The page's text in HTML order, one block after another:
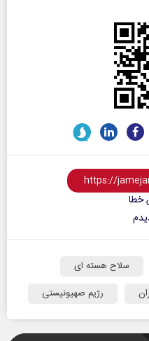
خطا
سلاح هسته ای
رژیم صهیونیستی